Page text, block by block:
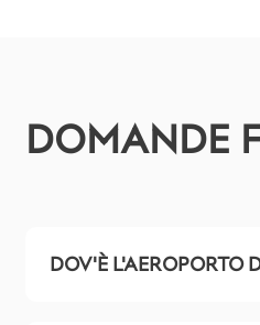
DOMANDE
DOV'È L'AEROPORTO